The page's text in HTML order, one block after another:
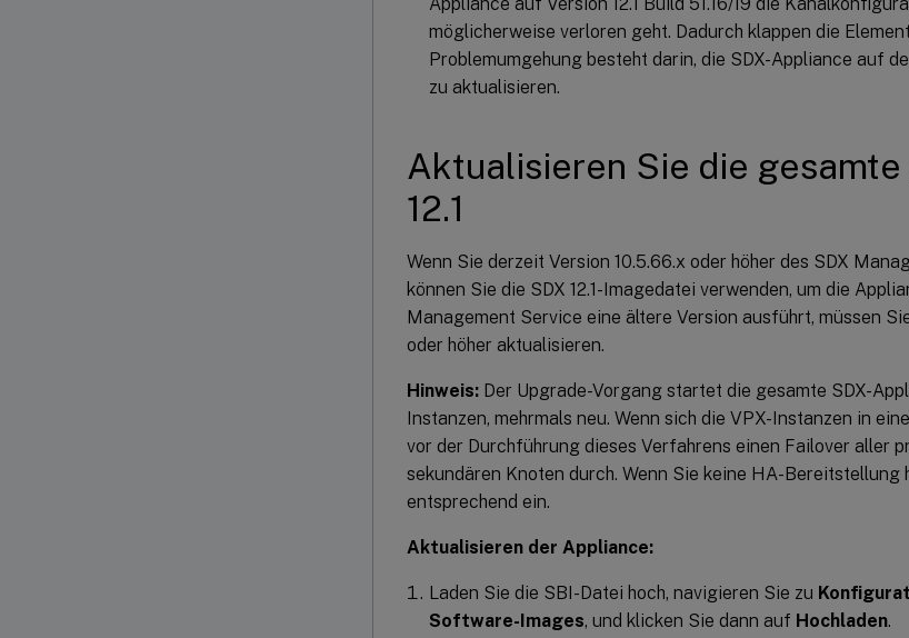
möglicherweise verloren geht. Dadurch klappen die
Problemumgehung besteht darin, die SDX-Appliance auf
zu aktualisieren.
Aktualisieren Sie die
12.1
Wenn Sie derzeit Version 10.5.66.x oder höher des SDX
können Sie die SDX 12.1-Imagedatei verwenden, um die
Management Service eine ältere Version ausführt, müssen
oder höher aktualisieren.
Hinweis: Der Upgrade-Vorgang startet die gesamte SDX-
Instanzen, mehrmals neu. Wenn sich die VPX-Instanzen in
vor der Durchführung dieses Verfahrens einen Failover aller
sekundären Knoten durch. Wenn Sie keine HA-Bereitstellung
entsprechend ein.
Aktualisieren der Appliance:
Laden Sie die SBI-Datei hoch, navigieren Sie zu
Software-Images, und klicken Sie dann auf Hochladen.